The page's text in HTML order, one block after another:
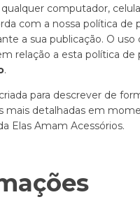
computador,
com a nossa política
a sua publicação. O
relação a esta política de
.
para descrever de
detalhadas em
Elas Amam Acessórios.